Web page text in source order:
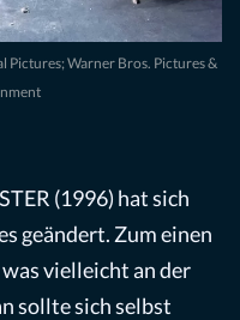
Pictures; Warner Bros. Pictures &
(1996) hat sich
geändert. Zum einen
vielleicht an der
sollte sich selbst